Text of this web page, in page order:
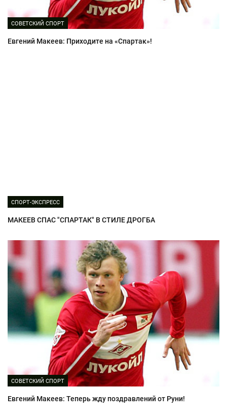
СОВЕТСКИЙ СПОРТ
Евгений Макеев: Приходите на «Спартак»!
СПОРТ-ЭКСПРЕСС
МАКЕЕВ СПАС "СПАРТАК" В СТИЛЕ ДРОГБА
СОВЕТСКИЙ СПОРТ
Евгений Макеев: Теперь жду поздравлений от Руни!